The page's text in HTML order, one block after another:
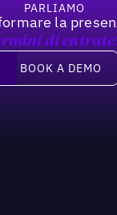
PARLIAMO
la
di
a demo
BOOK A DEMO